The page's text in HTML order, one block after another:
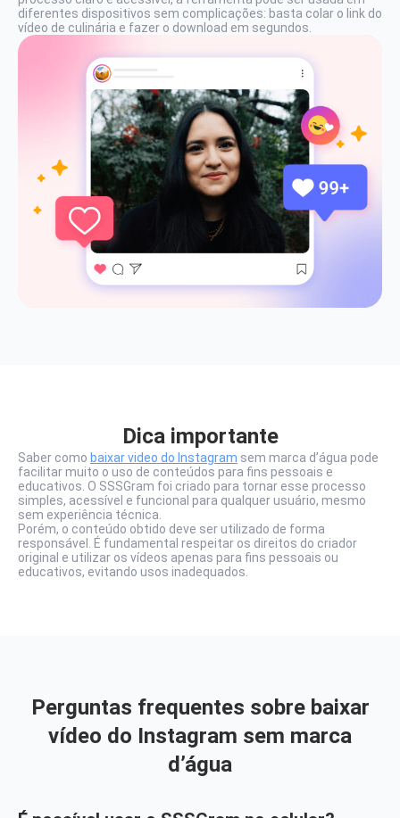
diferentes dispositivos sem complicações: basta colar o link do
vídeo de culinária e fazer o download em segundos.
Dica importante
Saber como baixar video do Instagram sem marca d’água pode
facilitar muito o uso de conteúdos para fins pessoais e
educativos. O SSSGram foi criado para tornar esse processo
simples, acessível e funcional para qualquer usuário, mesmo
sem experiência técnica.
Porém, o conteúdo obtido deve ser utilizado de forma
responsável. É fundamental respeitar os direitos do criador
original e utilizar os vídeos apenas para fins pessoais ou
educativos, evitando usos inadequados.
Perguntas frequentes sobre baixar
vídeo do Instagram sem marca
d’água